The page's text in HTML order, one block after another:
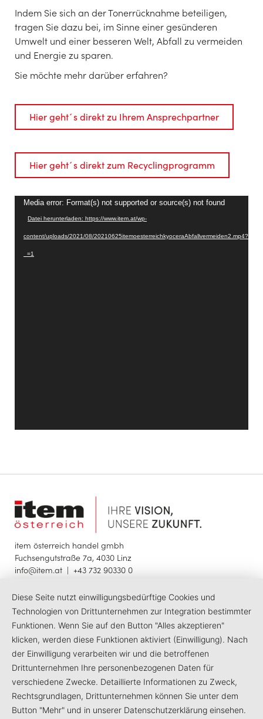
Indem Sie sich an der Tonerrücknahme beteiligen,
tragen Sie dazu bei, im Sinne einer gesünderen
Umwelt und einer besseren Welt, Abfall zu vermeiden
und Energie zu sparen.
Sie möchte mehr darüber erfahren?
Hier geht´s direkt zu Ihrem Ansprechpartner
Hier geht´s direkt zum Recyclingprogramm
Video-
Player
Media error: Format(s) not supported or source(s) not found
Datei herunterladen: https://www.item.at/wp-
content/uploads/2021/08/20210625itemoesterreichkyoceraAbfallvermeiden2.mp4?
_=1
item österreich handel gmbh
Fuchsengutstraße 7a, 4030 Linz
info@item.at | +43 732 90330 0
© 2025 item österreich handel gmbh
Impressum
Datenschutzerklärung Barrierefreiheit
LinkedIn Facebook Instagram
Diese Seite nutzt einwilligungsbedürftige Cookies und
Technologien von Drittunternehmen zur Integration bestimmter
Funktionen. Wenn Sie auf den Button "Alles akzeptieren"
klicken, werden diese Funktionen aktiviert (Einwilligung). Nach
der Einwilligung verarbeiten wir und die betroffenen
Drittunternehmen Ihre personenbezogenen Daten für
verschiedene Zwecke. Detaillierte Informationen zu Zweck,
Rechtsgrundlagen, Drittunternehmen können Sie unter dem
Button "Mehr" und in unserer Datenschutzerklärung einsehen.